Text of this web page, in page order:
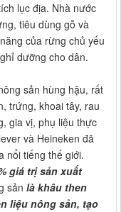
lục địa. Nhà nước
tiêu dùng gỗ và
của rừng chủ yếu
dưỡng cho dân.
sản hùng hậu, rất
trứng, khoai tây, rau
gia vị, phụ liệu thực
và Heineken đã
nổi tiếng thế giới.
giá trị sản xuất
sản là khâu then
liệu nông sản, tạo